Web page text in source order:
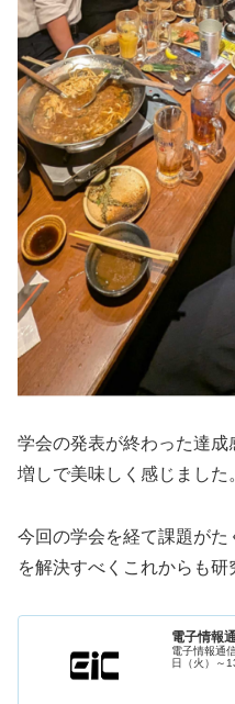
学会の発表が終わった達
増しで美味しく感じました
今回の学会を経て課題が
を解決すべくこれからも研
電子情報
電子情報通
日（火）～